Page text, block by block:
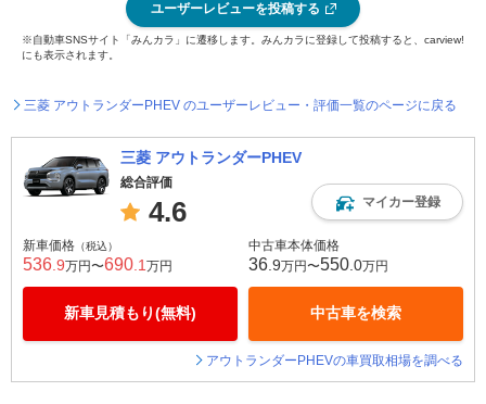
ユーザーレビューを投稿する
※自動車SNSサイト「みんカラ」に遷移します。みんカラに登録して投稿すると、carview!
にも表示されます。
三菱 アウトランダーPHEV のユーザーレビュー・評価一覧のページに戻る
三菱 アウトランダーPHEV
総合評価
4.6 マイカー登録
新車価格 （税込）
536 .9万円〜690 .1 万円
新車見積もり(無料)
中古車本体価格
36 .9万円〜550 .0万円
中古車を検索
アウトランダーPHEVの車買取相場を調べる